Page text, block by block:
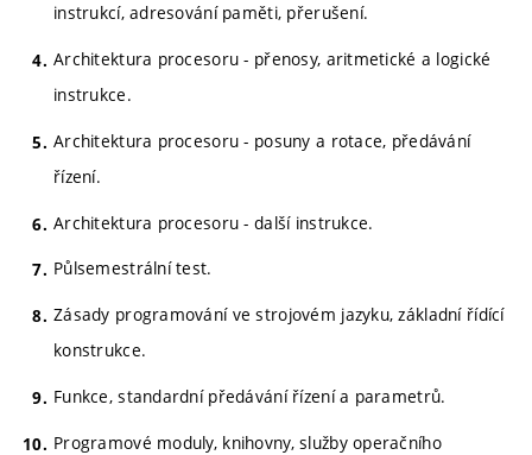
instrukcí, adresování paměti, přerušení.
Architektura procesoru - přenosy, aritmetické a logické
instrukce.
Architektura procesoru - posuny a rotace, předávání
řízení.
Architektura procesoru - další instrukce.
Půlsemestrální test.
Zásady programování ve strojovém jazyku, základní řídící
konstrukce.
Funkce, standardní předávání řízení a parametrů.
Programové moduly, knihovny, služby operačního